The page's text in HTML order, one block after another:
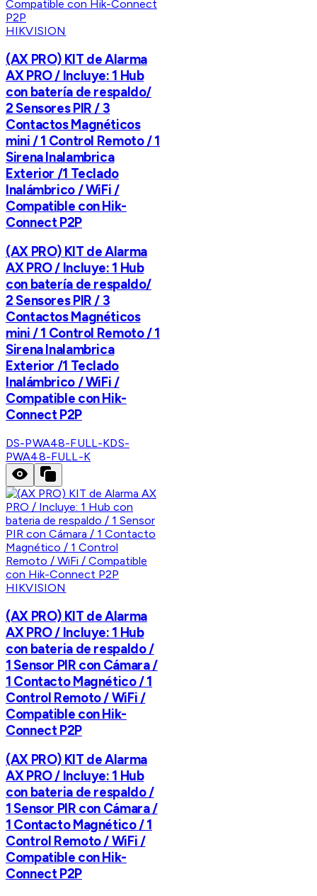
HIKVISION
(AX PRO) KIT de Alarma
AX PRO / Incluye: 1 Hub
con batería de respaldo/
2 Sensores PIR / 3
Contactos Magnéticos
mini / 1 Control Remoto / 1
Sirena Inalambrica
Exterior /1 Teclado
Inalámbrico / WiFi /
Compatible con Hik-
Connect P2P
(AX PRO) KIT de Alarma
AX PRO / Incluye: 1 Hub
con batería de respaldo/
2 Sensores PIR / 3
Contactos Magnéticos
mini / 1 Control Remoto / 1
Sirena Inalambrica
Exterior /1 Teclado
Inalámbrico / WiFi /
Compatible con Hik-
Connect P2P
DS-PWA48-FULL-KDS-
PWA48-FULL-K
HIKVISION
(AX PRO) KIT de Alarma
AX PRO / Incluye: 1 Hub
con bateria de respaldo /
1 Sensor PIR con Cámara /
1 Contacto Magnético / 1
Control Remoto / WiFi /
Compatible con Hik-
Connect P2P
(AX PRO) KIT de Alarma
AX PRO / Incluye: 1 Hub
con bateria de respaldo /
1 Sensor PIR con Cámara /
1 Contacto Magnético / 1
Control Remoto / WiFi /
Compatible con Hik-
Connect P2P